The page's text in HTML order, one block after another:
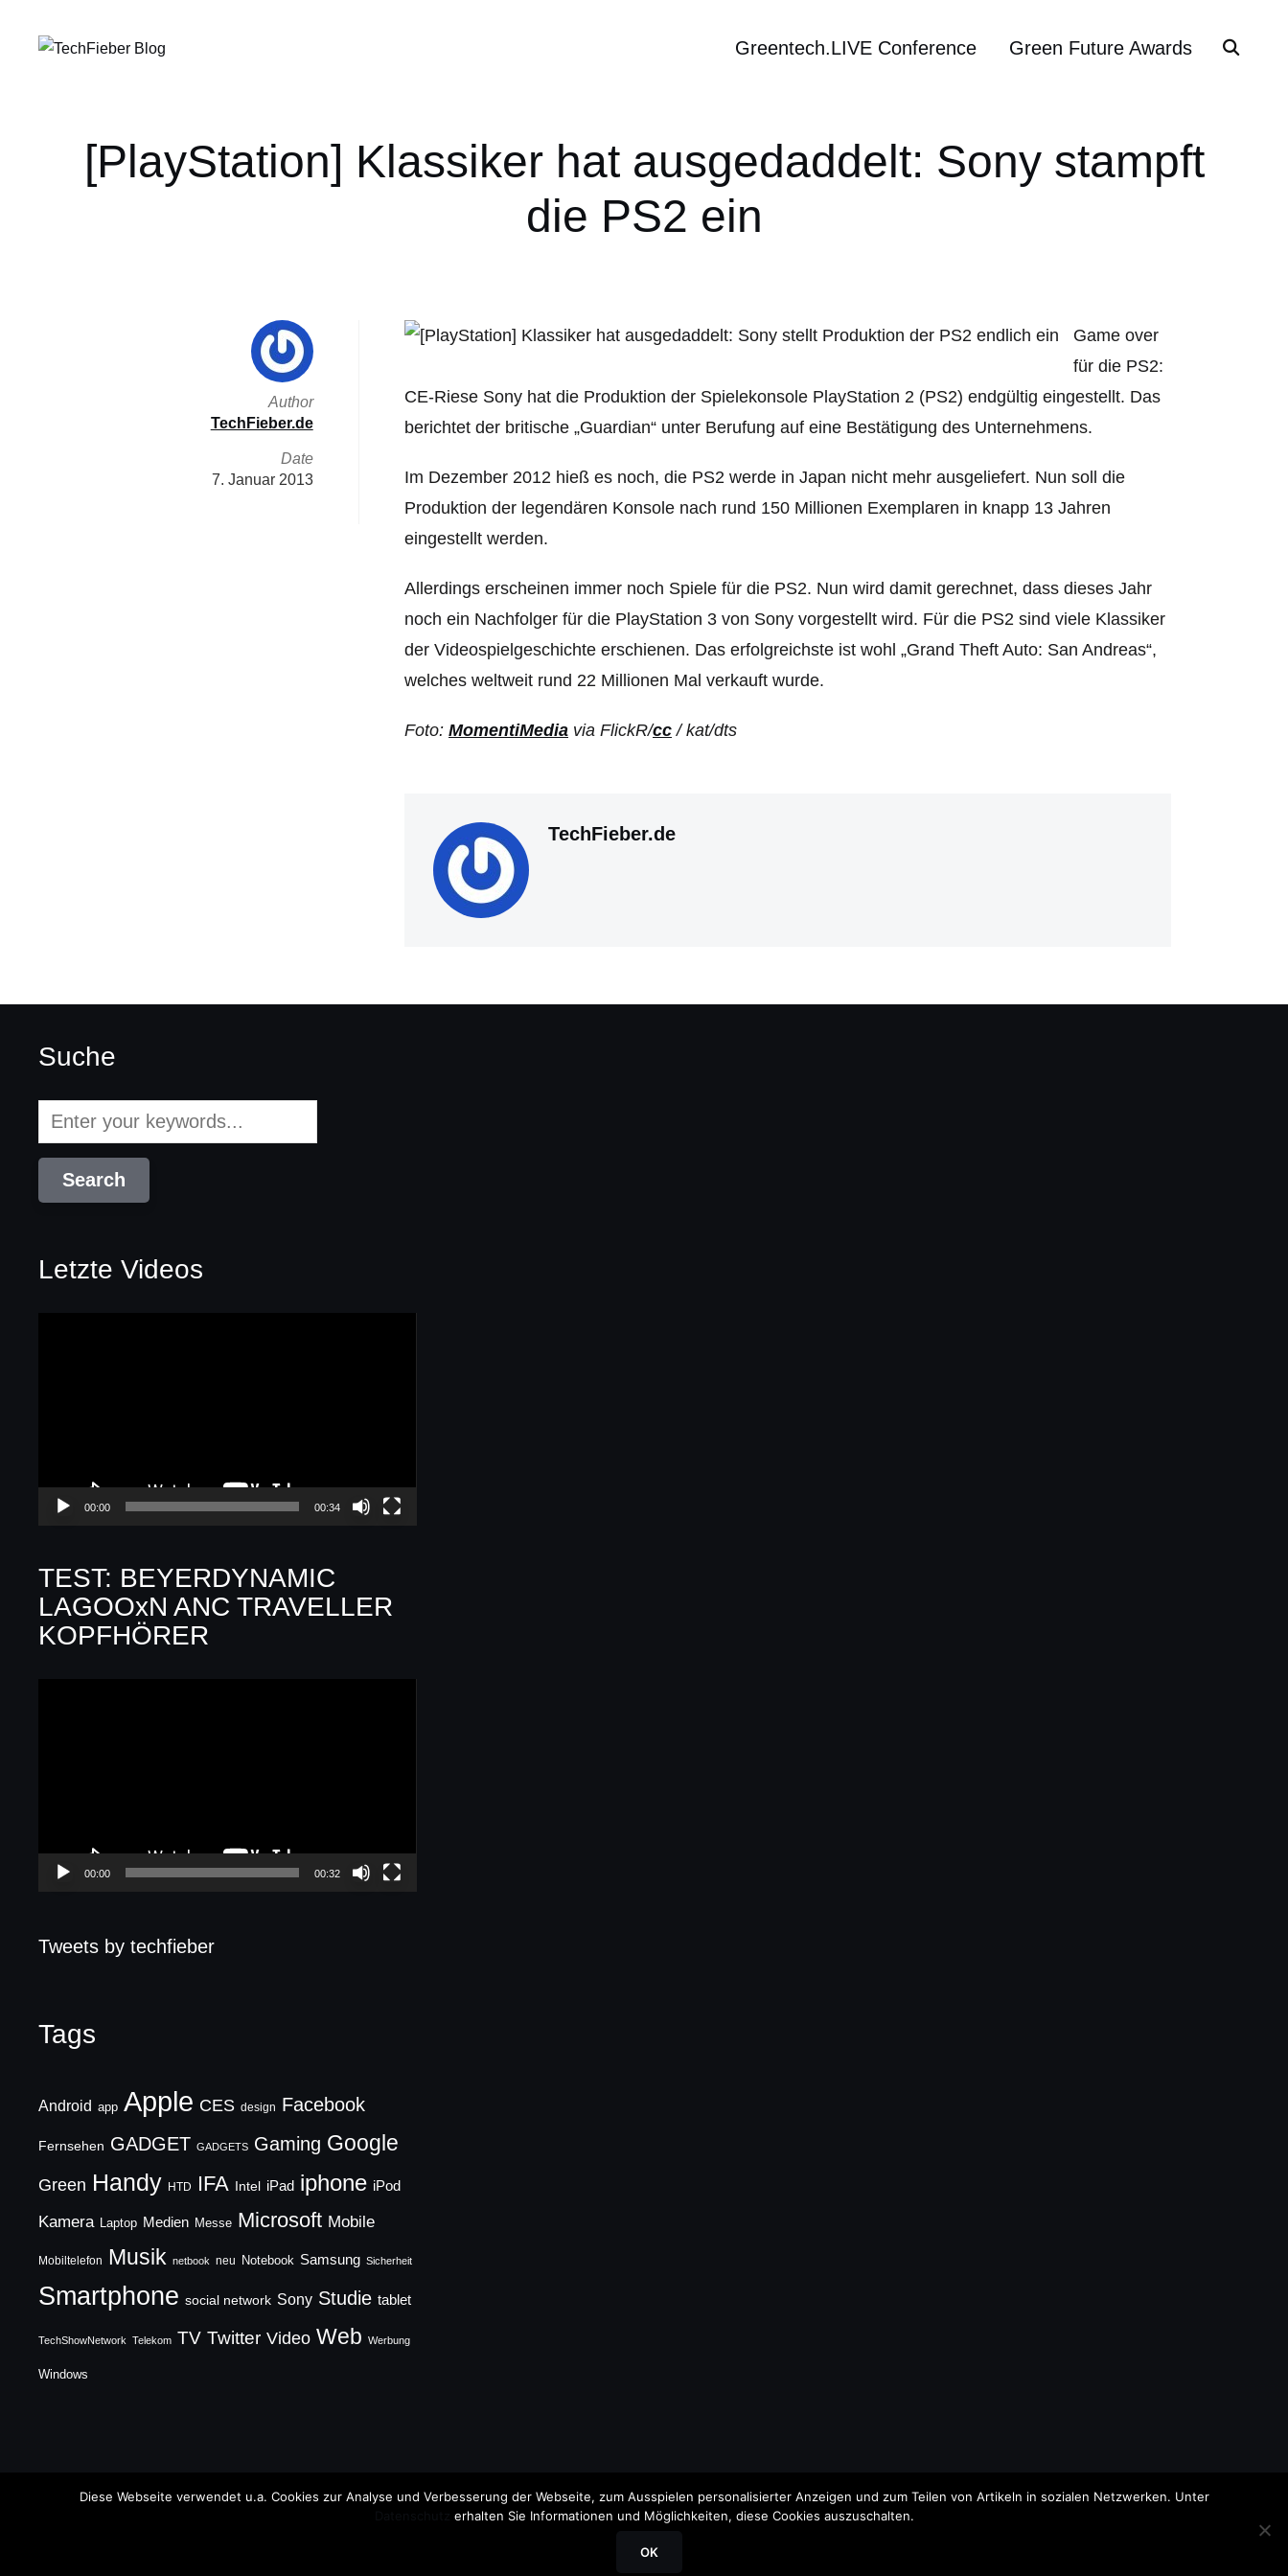
Greentech.LIVE Conference Green Future Awards
[PlayStation] Klassiker hat ausgedaddelt: Sony stampft
die PS2 ein
Game over
für die PS2:
CE-Riese Sony hat die Produktion der Spielekonsole PlayStation 2 (PS2) endgültig eingestellt. Das
berichtet der britische „Guardian“ unter Berufung auf eine Bestätigung des Unternehmens.
Im Dezember 2012 hieß es noch, die PS2 werde in Japan nicht mehr ausgeliefert. Nun soll die
Produktion der legendären Konsole nach rund 150 Millionen Exemplaren in knapp 13 Jahren
eingestellt werden.
Allerdings erscheinen immer noch Spiele für die PS2. Nun wird damit gerechnet, dass dieses Jahr
noch ein Nachfolger für die PlayStation 3 von Sony vorgestellt wird. Für die PS2 sind viele Klassiker
der Videospielgeschichte erschienen. Das erfolgreichste ist wohl „Grand Theft Auto: San Andreas“,
welches weltweit rund 22 Millionen Mal verkauft wurde.
Foto: MomentiMedia via FlickR/cc / kat/dts
TechFieber.de
Author
TechFieber.de
Date
7. Januar 2013
Suche
Letzte Videos
00:00 00:34
TEST: BEYERDYNAMIC
LAGOOxN ANC TRAVELLER
KOPFHÖRER
00:00 00:32
Tweets by techfieber
Tags
Android app Apple CES design Facebook
Fernsehen GADGET GADGETS Gaming Google
Green Handy HTD IFA Intel iPad iphone iPod
Kamera Laptop Medien Messe Microsoft Mobile
Mobiltelefon Musik netbook neu Notebook Samsung Sicherheit
Smartphone social network Sony Studie tablet
TechShowNetwork Telekom TV Twitter Video Web Werbung
Windows
Copyright © 2026 TechFieber Blog
Diese Webseite verwendet u.a. Cookies zur Analyse und Verbesserung der Webseite, zum Ausspielen personalisierter Anzeigen und zum Teilen von Artikeln in sozialen Netzwerken. Unter
erhalten Sie Informationen und Möglichkeiten, diese Cookies auszuschalten.
OK